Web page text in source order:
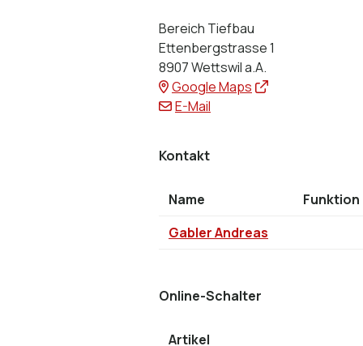
Adresse
Bereich Tiefbau
Ettenbergstrasse 1
8907 Wettswil a.A.
Google Maps
E-Mail
Kontakt
Name Funktion
GablerAndreas
Online-Schalter
Artikel